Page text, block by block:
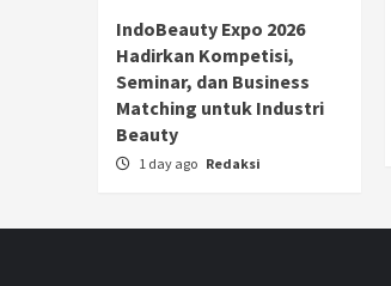
IndoBeauty Expo 2026
Hadirkan Kompetisi,
Seminar, dan Business
Matching untuk Industri
Beauty
1 day ago Redaksi